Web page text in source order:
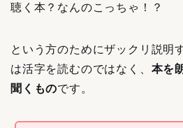
聴く本？なんのこっちゃ！？
という方のためにザックリ説明
は活字を読むのではなく、 本を
聞くものです。